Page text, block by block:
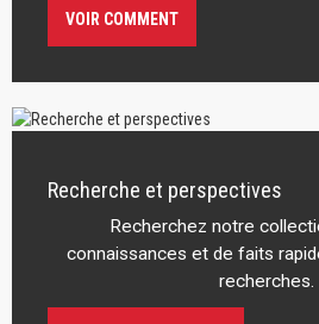
VOIR COMMENT
Recherche et perspectives
Recherchez notre
connaissances et de faits
recherches.